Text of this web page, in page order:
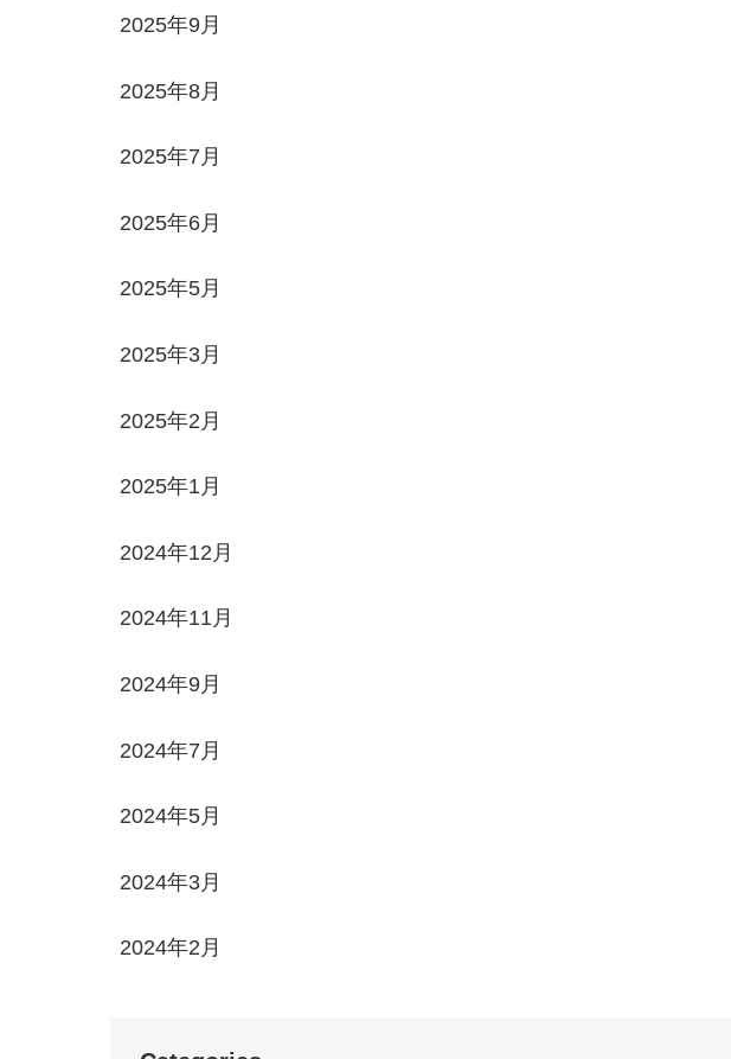
2025年9月
2025年8月
2025年7月
2025年6月
2025年5月
2025年3月
2025年2月
2025年1月
2024年12月
2024年11月
2024年9月
2024年7月
2024年5月
2024年3月
2024年2月